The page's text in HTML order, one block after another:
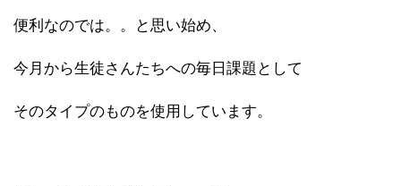
便利なのでは。。と思い始め、
今月から生徒さんたちへの毎日課題として
そのタイプのものを使用しています。